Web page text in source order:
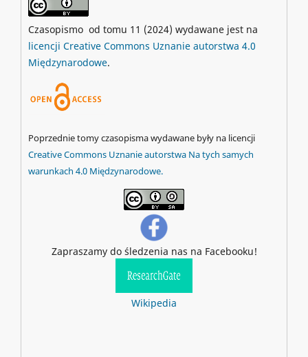
Czasopismo od tomu 11 (2024) wydawane jest na
licencji Creative Commons Uznanie autorstwa 4.0
Międzynarodowe.
Poprzednie tomy czasopisma wydawane były na licencji
Creative Commons Uznanie autorstwa Na tych samych
warunkach 4.0 Międzynarodowe.
Zapraszamy do śledzenia nas na Facebooku!
Wikipedia